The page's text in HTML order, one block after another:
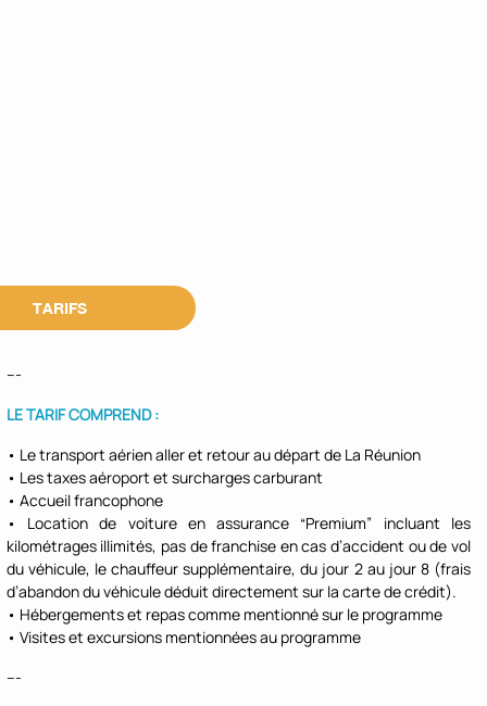
TARIFS
---
LE TARIF COMPREND :
• Le transport aérien aller et retour au départ de La Réunion
• Les taxes aéroport et surcharges carburant
• Accueil francophone
• Location de voiture en assurance “Premium” incluant les
kilométrages illimités, pas de franchise en cas d’accident ou de vol
du véhicule, le chauffeur supplémentaire, du jour 2 au jour 8 (frais
d’abandon du véhicule déduit directement sur la carte de crédit).
• Hébergements et repas comme mentionné sur le programme
• Visites et excursions mentionnées au programme
---